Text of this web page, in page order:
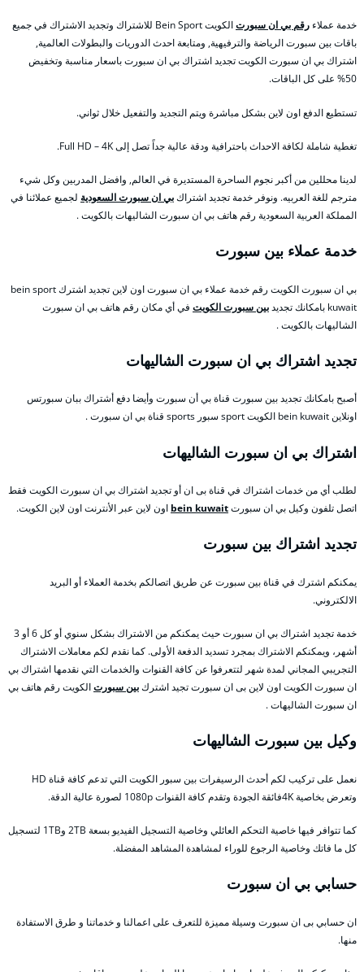
خدمة عملاء رقم بي ان سبورت
الكويت Bein Sport للاشتراك وتجديد الاشتراك في جميع
باقات بين سبورت الرياضة والترفيهية, ومتابعة احدث الدوريات والبطولات العالمية,
اشتراك بي ان سبورت الكويت تجديد اشتراك بي ان سبورت باسعار مناسبة وتخفيض
50% على كل الباقات.
تستطيع الدفع اون لاين بشكل مباشرة ويتم التجديد والتفعيل خلال ثواني.
تغطية شاملة لكافة الاحداث باحترافية ودقة عالية جداً تصل إلى Full HD – 4K.
لدينا محللين من أكبر نجوم الساحرة المستديرة في العالم, وافضل المدربين وكل شيء
مترجم للغة العربيه. ونوفر خدمة تجديد اشتراكبي ان سبورت السعودية لجميع عملائنا في
المملكة العربية السعودية رقم هاتف بي ان سبورت الشاليهات بالكويت .
خدمة عملاء بين سبورت
بي ان سبورت الكويت رقم خدمة عملاء بي ان سبورت اون لاين تجديد اشترك bein sport
kuwait بامكانك تجديد
بين سبورت الكويت في أي مكان رقم هاتف بي ان سبورت
الشاليهات بالكويت .
تجديد اشتراك بي ان سبورت الشاليهات
أصبح بامكانك تجديد بين سبورت قناة بي أن سبورت وأيضا دفع أشتراك ببان سبورتس
اونلاين bein kuwait الكويت sport سبور sports قناة بي ان سبورت .
اشتراك بي ان سبورت الشاليهات
لطلب أي من خدمات اشتراك في قناة بى ان أو تجديد اشتراك بي ان سبورت الكويت فقط
اتصل تلفون وكيل بي ان سبورتbein kuwait اون لاين عبر الأنترنت اون لاين الكويت.
تجديد اشتراك بين سبورت
يمكنكم اشترك في قناة بين سبورت عن طريق اتصالكم بخدمة العملاء أو البريد
الالكتروني.
خدمة تجديد اشتراك بي ان سبورت حيث يمكنكم من الاشتراك بشكل سنوي أو كل 6 أو 3
أشهر، ويمكنكم الاشتراك بمجرد تسديد الدفعة الأولى. كما نقدم لكم معاملات الاشتراك
التجريبي المجاني لمدة شهر لتتعرفوا عن كافة القنوات والخدمات التي نقدمها اشتراك بي
ان سبورت الكويت اون لاين بى ان سبورت تجيد اشتركبين سبورتالكويت رقم هاتف بي
ان سبورت الشاليهات .
وكيل بين سبورت الشاليهات
نعمل على تركيب لكم أحدث الرسيفرات بين سبور الكويت التي تدعم كافة قناة HD
وتعرض بخاصية 4Kفائقة الجودة وتقدم كافة القنوات 1080p لصورة عالية الدقة.
كما تتوافر فيها خاصية التحكم العائلي وخاصية التسجيل الفيديو بسعة 2TB و1TB لتسجيل
كل ما فاتك وخاصية الرجوع للوراء لمشاهدة المشاهد المفضلة.
حسابي بي ان سبورت
ان حسابي بى ان سبورت وسيلة مميزة للتعرف على اعمالنا و خدماتنا و طرق الاستفادة
منها.